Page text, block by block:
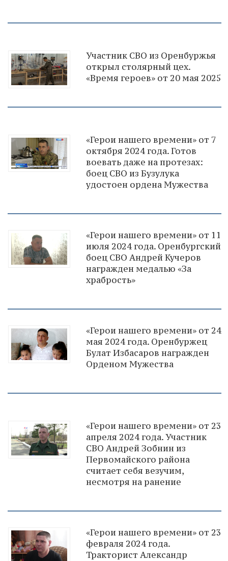
Участник СВО из Оренбуржья
открыл столярный цех.
«Время героев» от 20 мая 2025
«Герои нашего времени» от 7
октября 2024 года. Готов
воевать даже на протезах:
боец СВО из Бузулука
удостоен ордена Мужества
«Герои нашего времени» от 11
июля 2024 года. Оренбургский
боец СВО Андрей Кучеров
награжден медалью «За
храбрость»
«Герои нашего времени» от 24
мая 2024 года. Оренбуржец
Булат Избасаров награжден
Орденом Мужества
«Герои нашего времени» от 23
апреля 2024 года. Участник
СВО Андрей Зобнин из
Первомайского района
считает себя везучим,
несмотря на ранение
«Герои нашего времени» от 23
февраля 2024 года.
Тракторист Александр